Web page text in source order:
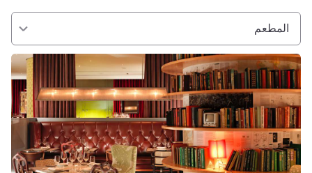
المطعم
راجع التفاصيل